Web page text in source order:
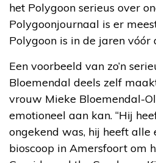
het Polygoon serieus over
Polygoonjournaal is er
Polygoon is in de jaren
Een voorbeeld van zo’n
Bloemendal deels zelf
vrouw Mieke Bloemendal-
emotioneel aan kan. “Hij
ongekend was, hij heeft alle
bioscoop in Amersfoort om